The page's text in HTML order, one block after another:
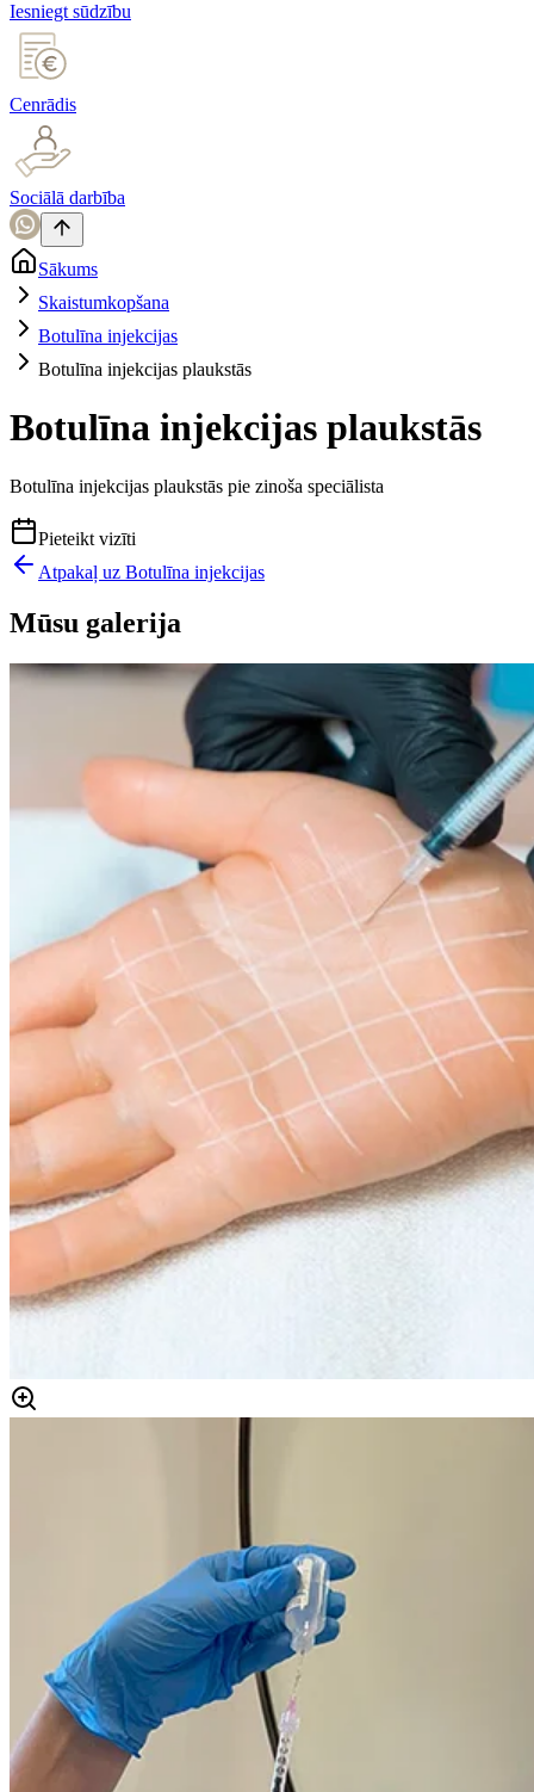
Iesniegt sūdzību
Cenrādis
Sociālā darbība
Sākums
Skaistumkopšana
Botulīna injekcijas
Botulīna injekcijas plaukstās
Botulīna injekcijas plaukstās
Botulīna injekcijas plaukstās pie zinoša speciālista
Pieteikt vizīti
Atpakaļ uz Botulīna injekcijas
Mūsu galerija